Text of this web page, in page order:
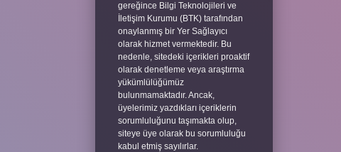
gereğince Bilgi Teknolojileri ve
İletişim Kurumu (BTK) tarafından
onaylanmış bir Yer Sağlayıcı
olarak hizmet vermektedir. Bu
nedenle, sitedeki içerikleri proaktif
olarak denetleme veya araştırma
yükümlülüğümüz
bulunmamaktadır. Ancak,
üyelerimiz yazdıkları içeriklerin
sorumluluğunu taşımakta olup,
siteye üye olarak bu sorumluluğu
kabul etmiş sayılırlar.